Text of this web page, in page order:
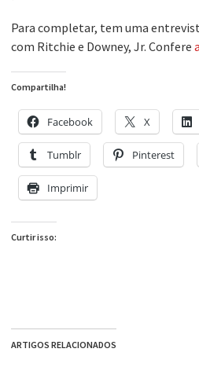
Para completar, tem uma
com Ritchie e Downey, Jr. Confere
Compartilha!
Facebook X
Tumblr Pinterest
Imprimir
Curtir isso:
ARTIGOS RELACIONADOS